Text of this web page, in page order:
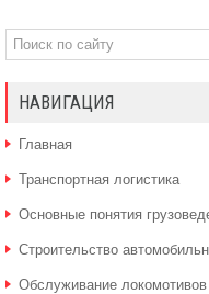
НАВИГАЦИЯ
Главная
Транспортная логистика
Основные понятия
Строительство
Обслуживание локомотивов